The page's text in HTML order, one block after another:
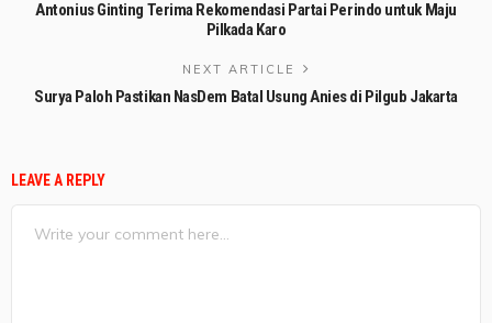
Antonius Ginting Terima Rekomendasi Partai Perindo untuk Maju
Pilkada Karo
NEXT ARTICLE
Surya Paloh Pastikan NasDem Batal Usung Anies di Pilgub Jakarta
LEAVE A REPLY